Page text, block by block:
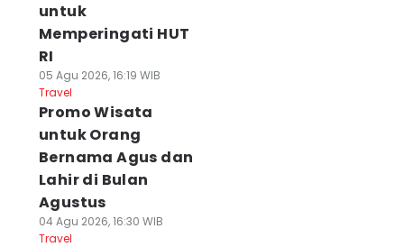
untuk
Memperingati HUT
RI
05 Agu 2026, 16:19 WIB
Travel
Promo Wisata
untuk Orang
Bernama Agus dan
Lahir di Bulan
Agustus
04 Agu 2026, 16:30 WIB
Travel